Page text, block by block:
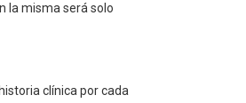
la misma será solo
clínica por cada